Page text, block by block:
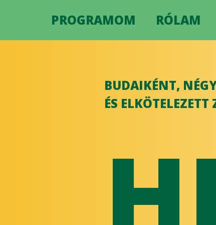
PROGRAMOM RÓLAM
BUDAIKÉNT,
ÉS